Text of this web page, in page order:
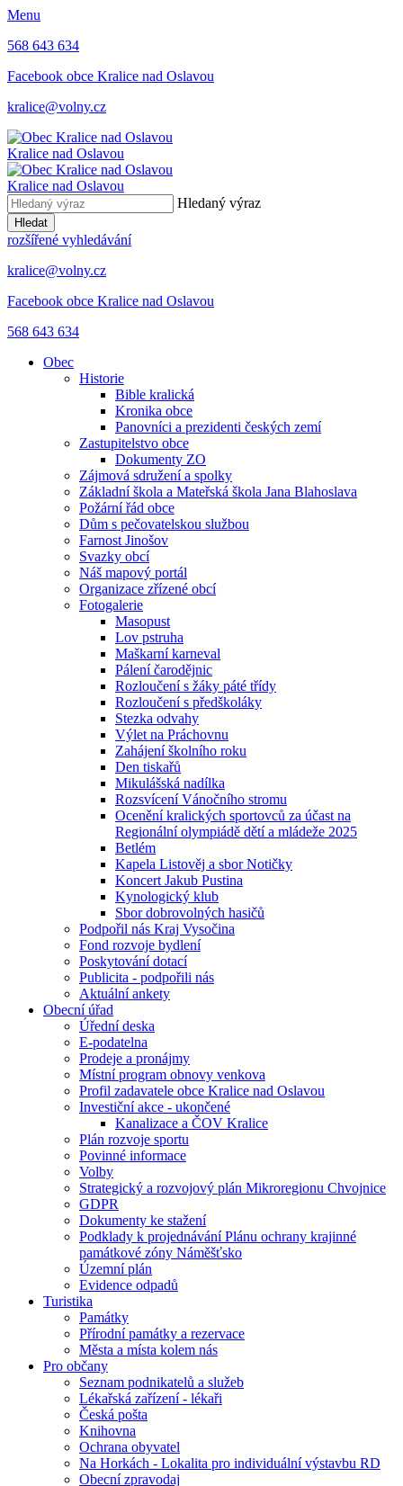
Menu
568 643 634
Facebook obce Kralice nad Oslavou
kralice@volny.cz
Kralice nad Oslavou
Kralice nad Oslavou
Hledaný výraz
Hledat
rozšířené vyhledávání
kralice@volny.cz
Facebook obce Kralice nad Oslavou
568 643 634
Obec
Historie
Bible kralická
Kronika obce
Panovníci a prezidenti českých zemí
Zastupitelstvo obce
Dokumenty ZO
Zájmová sdružení a spolky
Základní škola a Mateřská škola Jana Blahoslava
Požární řád obce
Dům s pečovatelskou službou
Farnost Jinošov
Svazky obcí
Náš mapový portál
Organizace zřízené obcí
Fotogalerie
Masopust
Lov pstruha
Maškarní karneval
Pálení čarodějnic
Rozloučení s žáky páté třídy
Rozloučení s předškoláky
Stezka odvahy
Výlet na Práchovnu
Zahájení školního roku
Den tiskařů
Mikulášská nadílka
Rozsvícení Vánočního stromu
Ocenění kralických sportovců za účast na
Regionální olympiádě dětí a mládeže 2025
Betlém
Kapela Listověj a sbor Notičky
Koncert Jakub Pustina
Kynologický klub
Sbor dobrovolných hasičů
Podpořil nás Kraj Vysočina
Fond rozvoje bydlení
Poskytování dotací
Publicita - podpořili nás
Aktuální ankety
Obecní úřad
Úřední deska
E-podatelna
Prodeje a pronájmy
Místní program obnovy venkova
Profil zadavatele obce Kralice nad Oslavou
Investiční akce - ukončené
Kanalizace a ČOV Kralice
Plán rozvoje sportu
Povinné informace
Volby
Strategický a rozvojový plán Mikroregionu Chvojnice
GDPR
Dokumenty ke stažení
Podklady k projednávání Plánu ochrany krajinné
památkové zóny Náměšťsko
Územní plán
Evidence odpadů
Turistika
Památky
Přírodní památky a rezervace
Města a místa kolem nás
Pro občany
Seznam podnikatelů a služeb
Lékařská zařízení - lékaři
Česká pošta
Knihovna
Ochrana obyvatel
Na Horkách - Lokalita pro individuální výstavbu RD
Obecní zpravodaj